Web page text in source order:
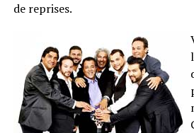
de reprises.